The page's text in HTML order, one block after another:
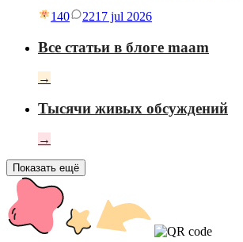
140 2217 jul 2026
Все статьи в блоге maam
→
Тысячи живых обсуждений
→
Показать ещё